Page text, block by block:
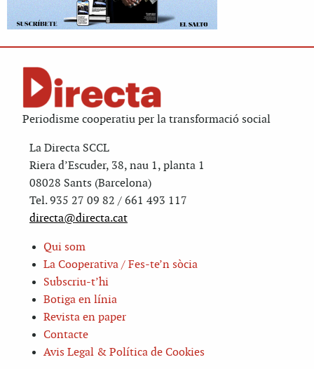
Periodisme cooperatiu per la transformació social
La Directa SCCL
Riera d’Escuder, 38, nau 1, planta 1
08028 Sants (Barcelona)
Tel. 935 27 09 82 / 661 493 117
directa@directa.cat
Qui som
La Cooperativa / Fes-te’n sòcia
Subscriu-t’hi
Botiga en línia
Revista en paper
Contacte
Avis Legal & Política de Cookies